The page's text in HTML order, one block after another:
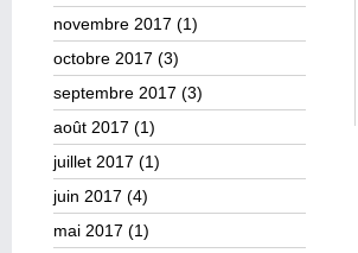
novembre 2017 (1)
octobre 2017 (3)
septembre 2017 (3)
août 2017 (1)
juillet 2017 (1)
juin 2017 (4)
mai 2017 (1)